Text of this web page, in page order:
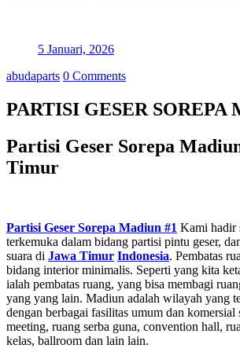
5 Januari, 2026
abudaparts 0 Comments
PARTISI GESER SOREPA
Partisi Geser Sorepa
Timur
Partisi Geser Sorepa Madiun #1 Kami hadir
terkemuka dalam bidang partisi pintu geser,
suara di Jawa Timur Indonesia. Pembatas
bidang interior minimalis. Seperti yang kita
ialah pembatas ruang, yang bisa membagi
yang yang lain. Madiun adalah wilayah yang
dengan berbagai fasilitas umum dan komersial
meeting, ruang serba guna, convention hall,
kelas, ballroom dan lain lain.